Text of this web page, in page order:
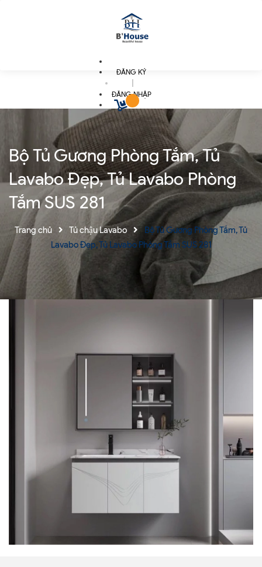
ĐĂNG KÝ
ĐĂNG NHẬP
Bộ Tủ Gương Phòng Tắm, Tủ
Lavabo Đẹp, Tủ Lavabo Phòng
Tắm SUS 281
Trang chủ Tủ chậu Lavabo
Bộ Tủ Gương Phòng Tắm, Tủ
Lavabo Đẹp, Tủ Lavabo Phòng Tắm SUS 281